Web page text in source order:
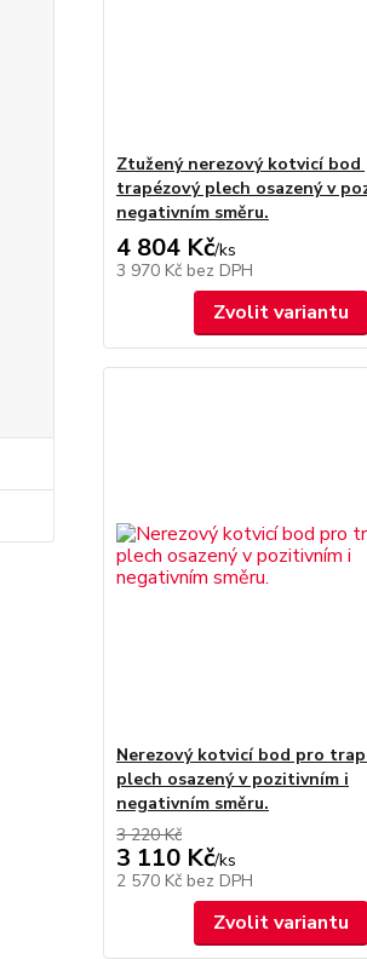
Ztužený nerezový kotvicí bod
trapézový plech osazený v
negativním směru.
4 804 Kč/ks
3 970 Kč bez DPH
Zvolit variantu
Nerezový kotvicí bod pro
plech osazený v pozitivním i
negativním směru.
3 220 Kč
3 110 Kč/ks
2 570 Kč bez DPH
Zvolit variantu